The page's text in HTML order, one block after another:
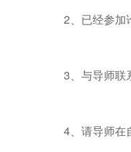
2、已经参加
3、与导师联
4、请导师在